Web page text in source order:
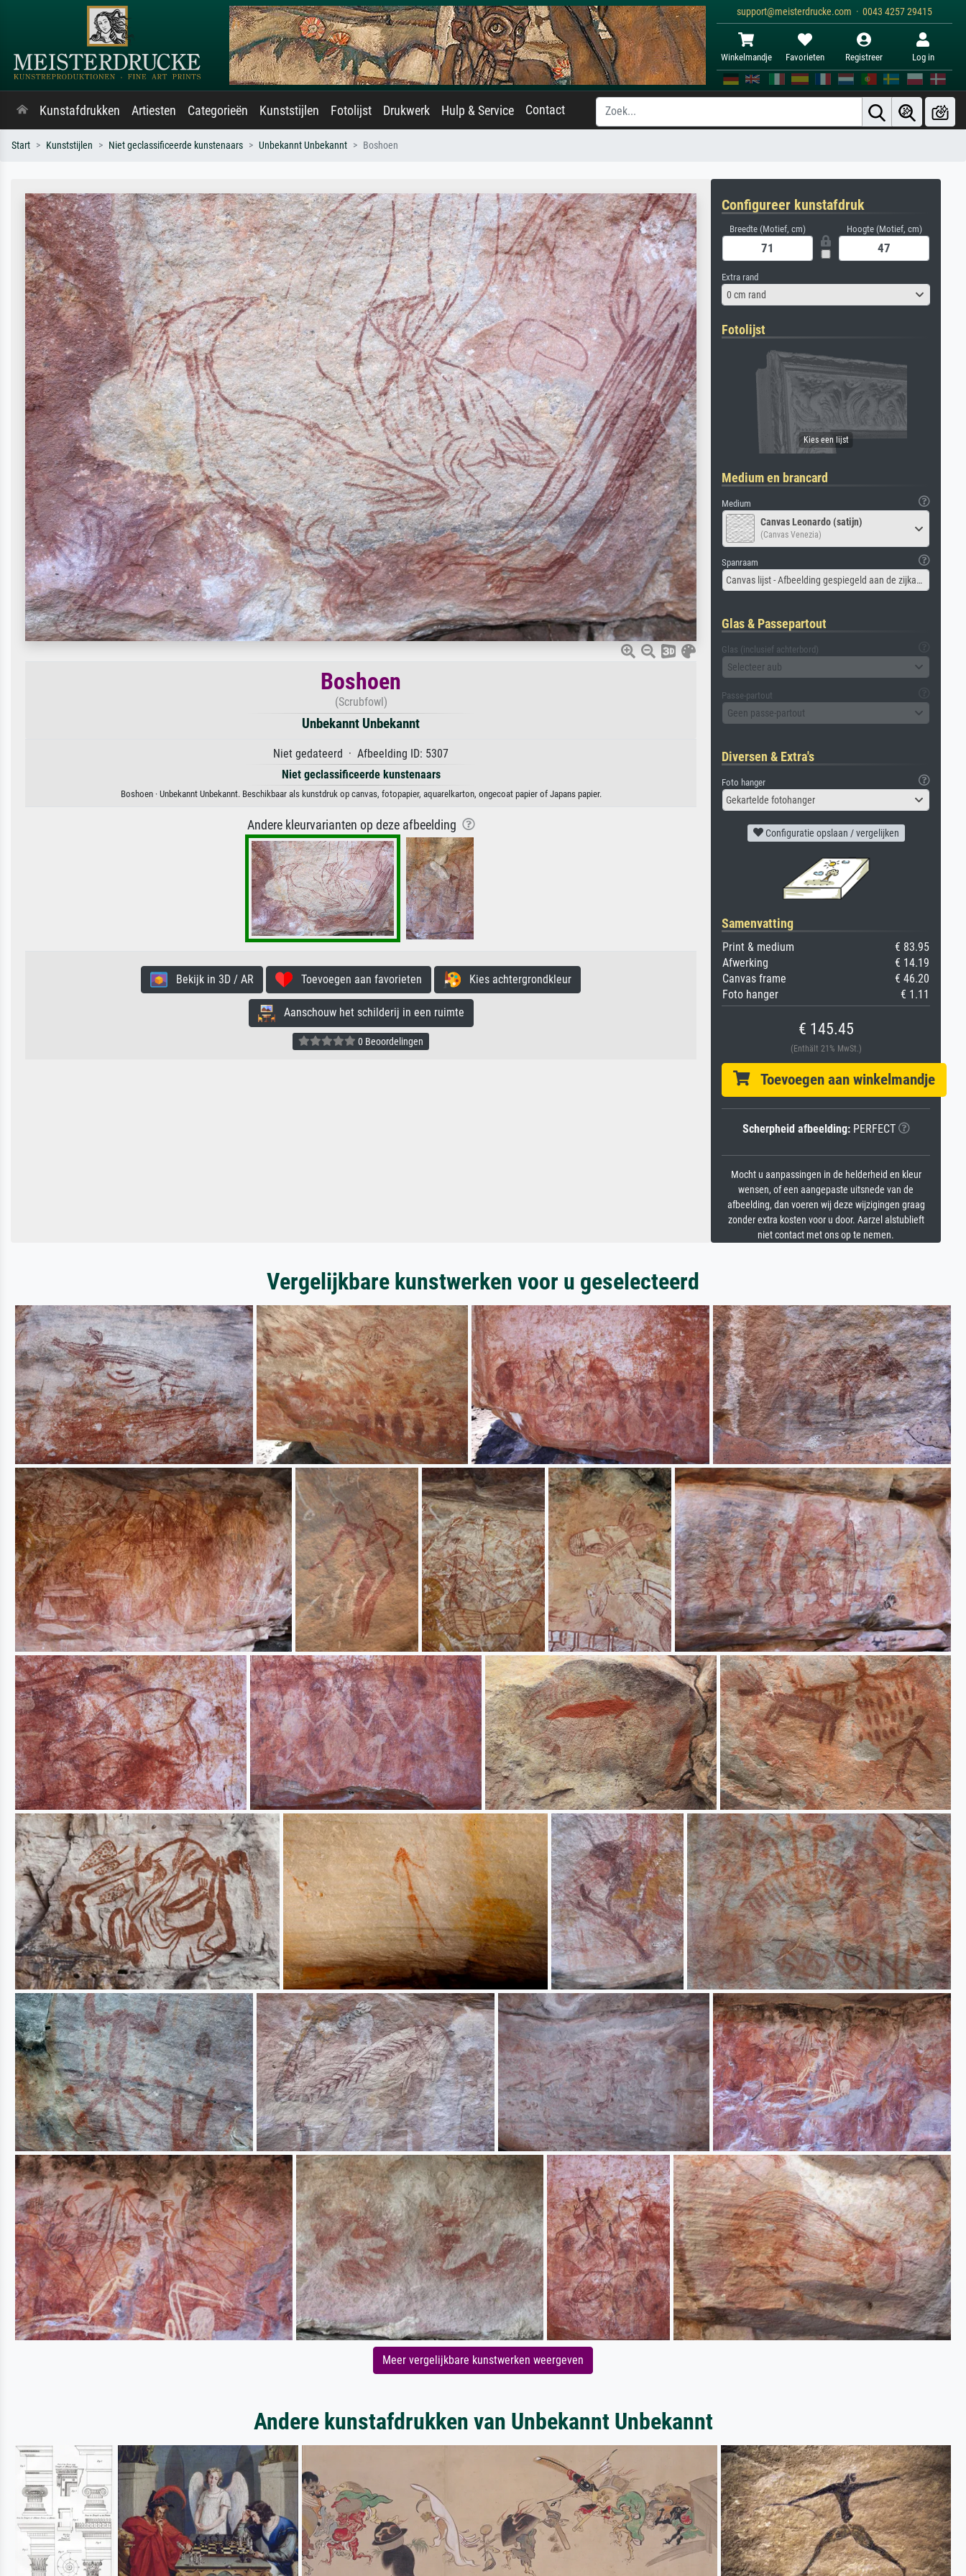
support@meisterdrucke.com · 0043 4257 29415
Winkelmandje Favorieten Registreer Log in
Kunstafdrukken Artiesten Categorieën Kunststijlen Fotolijst Drukwerk Hulp & Service Contact
Start Kunststijlen Niet geclassificeerde kunstenaars Unbekannt Unbekannt Boshoen
Boshoen
(Scrubfowl)
Unbekannt Unbekannt
Niet gedateerd · Afbeelding ID: 5307
Niet geclassificeerde kunstenaars
Boshoen · Unbekannt Unbekannt. Beschikbaar als kunstdruk op canvas, fotopapier, aquarelkarton, ongecoat papier of Japans papier.
Andere kleurvarianten op deze afbeelding
Bekijk in 3D / AR Toevoegen aan favorieten Kies achtergrondkleur
Aanschouw het schilderij in een ruimte
0 Beoordelingen
Configureer kunstafdruk
Breedte (Motief, cm) Hoogte (Motief, cm)
Extra rand
0 cm rand
Fotolijst
Medium en brancard
Medium
Canvas Leonardo (satijn)
(Canvas Venezia)
Spanraam
Canvas lijst - Afbeelding gespiegeld aan de zijkant
Glas & Passepartout
Glas (inclusief achterbord)
Selecteer aub
Passe-partout
Geen passe-partout
Diversen & Extra's
Foto hanger
Gekartelde fotohanger
Configuratie opslaan / vergelijken
Samenvatting
Print & medium
€ 83.95
Afwerking
€ 14.19
Canvas frame
€ 46.20
Foto hanger
€ 1.11
€ 145.45
(Enthält 21% MwSt.)
Toevoegen aan winkelmandje
Scherpheid afbeelding:PERFECT
Mocht u aanpassingen in de helderheid en kleur
wensen, of een aangepaste uitsnede van de
afbeelding, dan voeren wij deze wijzigingen graag
zonder extra kosten voor u door. Aarzel alstublieft
niet contact met ons op te nemen.
Vergelijkbare kunstwerken voor u geselecteerd
Meer vergelijkbare kunstwerken weergeven
Andere kunstafdrukken van Unbekannt Unbekannt